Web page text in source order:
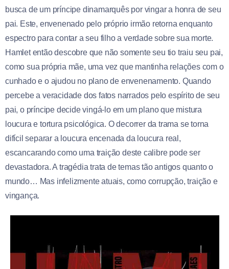
busca de um príncipe dinamarquês por vingar a honra de seu
pai. Este, envenenado pelo próprio irmão retorna enquanto
espectro para contar a seu filho a verdade sobre sua morte.
Hamlet então descobre que não somente seu tio traiu seu pai,
como sua própria mãe, uma vez que mantinha relações com o
cunhado e o ajudou no plano de envenenamento. Quando
percebe a veracidade dos fatos narrados pelo espírito de seu
pai, o príncipe decide vingá-lo em um plano que mistura
loucura e tortura psicológica. O decorrer da trama se torna
difícil separar a loucura encenada da loucura real,
escancarando como uma traição deste calibre pode ser
devastadora. A tragédia trata de temas tão antigos quanto o
mundo… Mas infelizmente atuais, como corrupção, traição e
vingança.